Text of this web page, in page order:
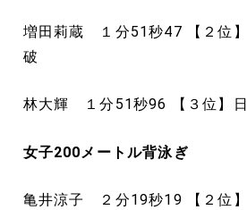
増田莉蔵 １分51秒47 【２位
破
林大輝 １分51秒96 【３位】
女子200メートル背泳ぎ
亀井涼子 ２分19秒19 【２位